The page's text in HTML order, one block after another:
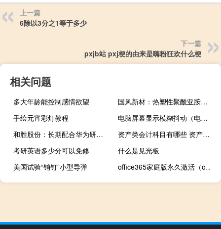
上一篇
6除以3分之1等于多少
下一篇
pxjb站 pxj梗的由来是嗨粉狂欢什么梗
相关问题
多大年龄能控制感情欲望
国风新材：热塑性聚酰亚胺（TPI）复合膜研发按计划顺利推进目前已进入小试阶段
手绘元宵彩灯教程
电脑屏幕显示模糊抖动（电脑屏幕显示模糊）
和胜股份：长期配合华为研发部门研发手机用铝合金新材料
资产类会计科目有哪些 资产类会计科目介绍
考研英语多少分可以免修
什么是见光板
美国试验“销钉”小型导弹
office365家庭版永久激活（office365激活）